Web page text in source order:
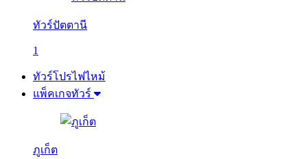
ทัวร์ปัตตานี
1
ทัวร์โปรไฟไหม้
แพ็คเกจทัวร์
ภูเก็ต